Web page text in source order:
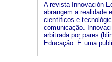
A revista Innovación
abrangem a realidade
científicos e
comunicação.
arbitrada por pares
Educação. É uma